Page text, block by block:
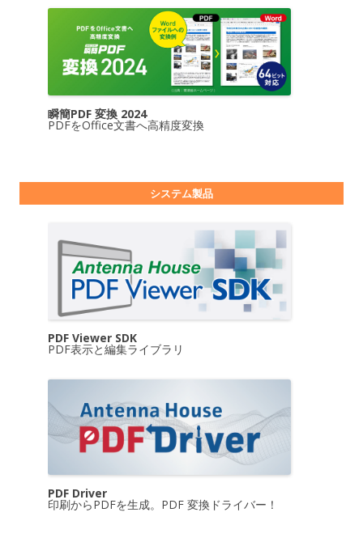
瞬簡PDF 変換 2024
PDFをOffice文書へ高精度変換
システム製品
PDF Viewer SDK
PDF表示と編集ライブラリ
PDF Driver
印刷からPDFを生成。PDF 変換ドライバー！